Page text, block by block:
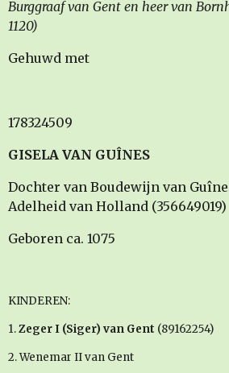
Burggraaf van Gent en heer van
1120)
Gehuwd met
178324509
GISELA VAN GUÎNES
Dochter van Boudewijn van
Adelheid van Holland (356649019)
Geboren ca. 1075
KINDEREN:
1.Zeger I (Siger) van Gent (89162254)
2. Wenemar II van Gent